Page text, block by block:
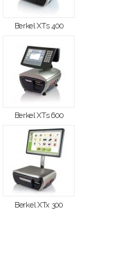
Berkel XTs 400
Berkel XTs 600
Berkel XTx 300